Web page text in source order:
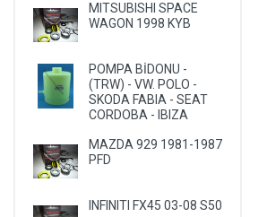
MITSUBISHI SPACE
WAGON 1998 KYB
POMPA BİDONU -
(TRW) - VW. POLO -
SKODA FABIA - SEAT
CORDOBA - IBIZA
MAZDA 929 1981-1987
PFD
INFINITI FX45 03-08 S50